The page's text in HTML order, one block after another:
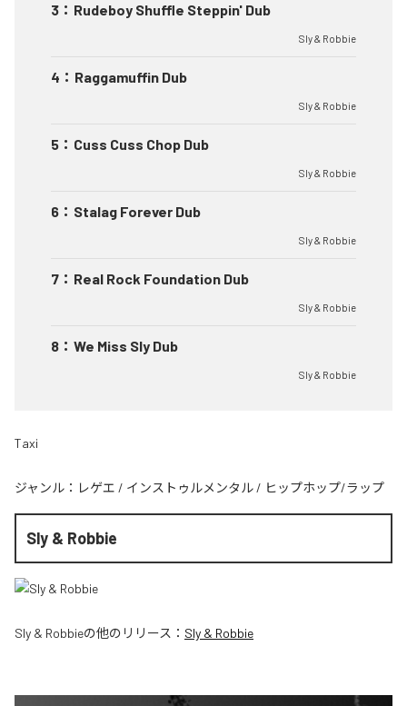
3 ： Rudeboy Shuffle Steppin' Dub
Sly & Robbie
4 ： Raggamuffin Dub
Sly & Robbie
5 ： Cuss Cuss Chop Dub
Sly & Robbie
6 ： Stalag Forever Dub
Sly & Robbie
7 ： Real Rock Foundation Dub
Sly & Robbie
8 ： We Miss Sly Dub
Sly & Robbie
Taxi
ジャンル： レゲエ / インストゥルメンタル / ヒップホップ/ラップ
Sly & Robbie
Sly & Robbieの他のリリース： Sly & Robbie